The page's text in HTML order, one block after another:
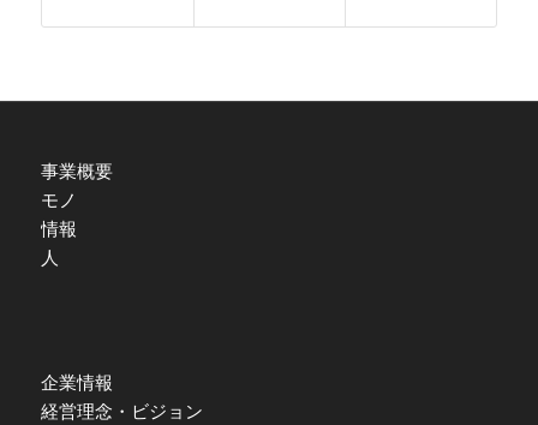
事業概要
モノ
情報
人
企業情報
経営理念・ビジョン